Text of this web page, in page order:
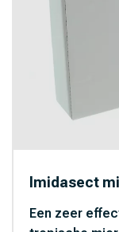
Imidasect
Een zeer